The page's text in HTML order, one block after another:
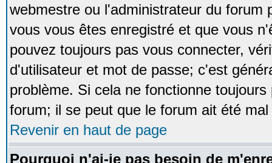
webmestre ou l'administrateur du forum
vous vous êtes enregistré et que vous
pouvez toujours pas vous connecter,
d'utilisateur et mot de passe; c'est
problème. Si cela ne fonctionne
forum; il se peut que le forum ait été
Revenir en haut de page
Pourquoi n'ai-je pas besoin de